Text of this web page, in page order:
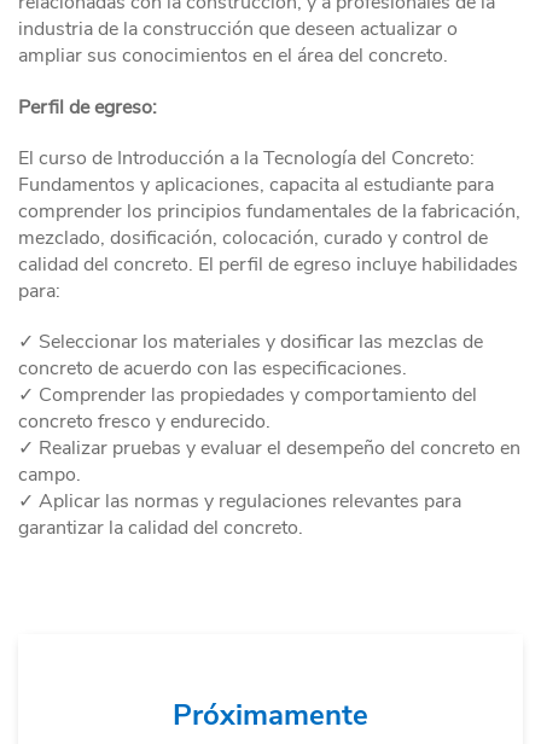
industria de la construcción que deseen actualizar o
ampliar sus conocimientos en el área del concreto.
Perfil de egreso:
El curso de Introducción a la Tecnología del Concreto:
Fundamentos y aplicaciones, capacita al estudiante para
comprender los principios fundamentales de la fabricación,
mezclado, dosificación, colocación, curado y control de
calidad del concreto. El perfil de egreso incluye habilidades
para:
✓ Seleccionar los materiales y dosificar las mezclas de
concreto de acuerdo con las especificaciones.
✓ Comprender las propiedades y comportamiento del
concreto fresco y endurecido.
✓ Realizar pruebas y evaluar el desempeño del concreto en
campo.
✓ Aplicar las normas y regulaciones relevantes para
garantizar la calidad del concreto.
Próximamente